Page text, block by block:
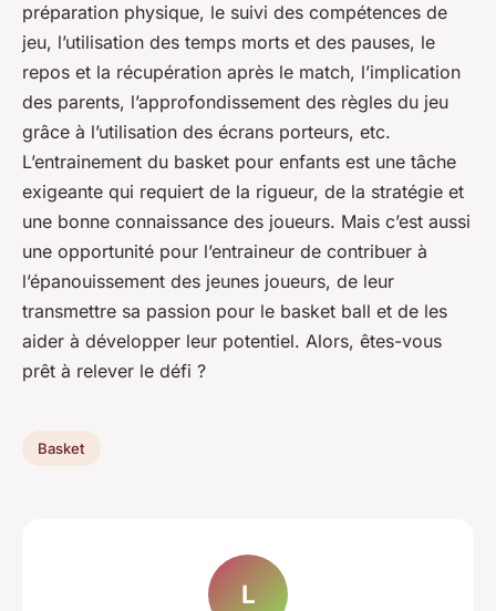
préparation physique, le suivi des compétences de
jeu, l’utilisation des temps morts et des pauses, le
repos et la récupération après le match, l’implication
des parents, l’approfondissement des règles du jeu
grâce à l’utilisation des écrans porteurs, etc.
L’entrainement du basket pour enfants est une tâche
exigeante qui requiert de la rigueur, de la stratégie et
une bonne connaissance des joueurs. Mais c’est aussi
une opportunité pour l’entraineur de contribuer à
l’épanouissement des jeunes joueurs, de leur
transmettre sa passion pour le basket ball et de les
aider à développer leur potentiel. Alors, êtes-vous
prêt à relever le défi ?
Basket
L